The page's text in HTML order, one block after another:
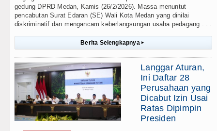
gedung DPRD Medan, Kamis (26/2/2026). Massa menuntut
pencabutan Surat Edaran (SE) Wali Kota Medan yang dinilai
diskriminatif dan mengancam keberlangsungan usaha pedagang . . .
Berita Selengkapnya ▸
Langgar Aturan,
Ini Daftar 28
Perusahaan yang
Dicabut Izin Usai
Ratas Dipimpin
Presiden